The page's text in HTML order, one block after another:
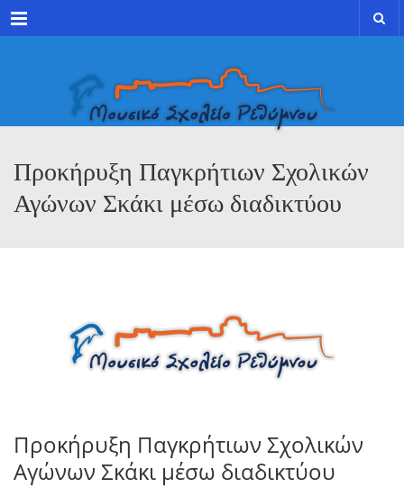
Menu
Προκήρυξη Παγκρήτιων Σχολικών
Αγώνων Σκάκι μέσω διαδικτύου
Προκήρυξη Παγκρήτιων Σχολικών
Αγώνων Σκάκι μέσω διαδικτύου